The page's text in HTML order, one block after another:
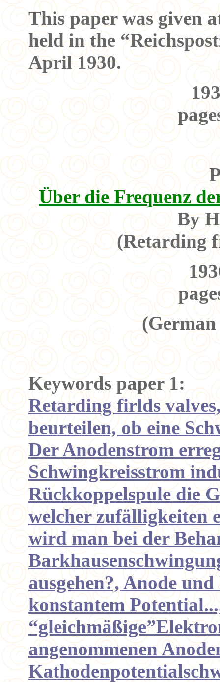
This paper was given
held in the
April 1930.
Über die Frequenz
By
(Retarding
Keywords paper 1:
Retarding firlds
beurteilen, ob eine
Der Anodenstrom
Schwingkreisstrom
Rückkoppelspule die
welcher zufälligkeiten
wird man bei der
ausgehen?, Anode
konstantem
angenommenen